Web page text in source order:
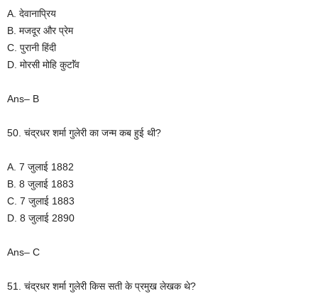
A. देवानाप्रिय
B. मजदूर और प्रेम
C. पुरानी हिंदी
D. मोरसी मोहि कुटाॅंव
Ans– B
50. चंद्रधर शर्मा गुलेरी का जन्म कब हुई थी?
A. 7 जुलाई 1882
B. 8 जुलाई 1883
C. 7 जुलाई 1883
D. 8 जुलाई 2890
Ans– C
51. चंद्रधर शर्मा गुलेरी किस सती के प्रमुख लेखक थे?